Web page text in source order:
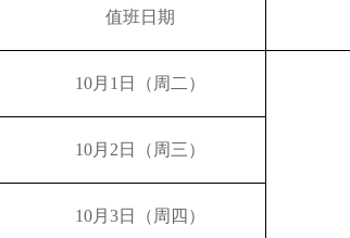
值班日期
10月1日（周二）
10月2日（周三）
10月3日（周四）